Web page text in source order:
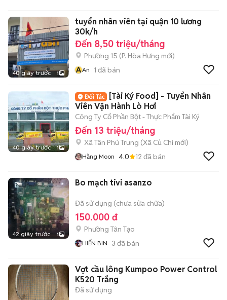
40 giây trước 1
tuyển nhân viên tại quận 10 lương
30k/h
Đến 8,50 triệu/tháng
Phường 15 (P. Hòa Hưng mới)
AAn 1 đã bán
40 giây trước 1
[Tài Ký Food] - Tuyển Nhân
Viên Vận Hành Lò Hơi
Công Ty Cổ Phần Bột - Thực Phẩm Tài Ký
Đến 13 triệu/tháng
Xã Tân Phú Trung (Xã Củ Chi mới)
Hằng Moon 4.0 12 đã bán
42 giây trước 1
Bo mạch tivi asanzo
Đã sử dụng (chưa sửa chữa)
150.000 đ
Phường Tân Tạo
HIẾN BIN 3 đã bán
Vợt cầu lông Kumpoo Power Control
K520 Trắng
Đã sử dụng